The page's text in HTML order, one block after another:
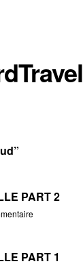
”
PART 2
PART 1